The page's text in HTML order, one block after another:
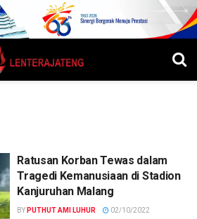
Ratusan Korban Tewas dalam
Tragedi Kemanusiaan di Stadion
Kanjuruhan Malang
BY PUTHUT AMI LUHUR 02/10/2022